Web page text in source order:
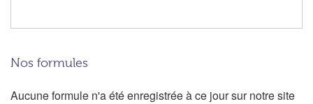
Nos formules
Aucune formule n'a été enregistrée à ce jour sur notre site